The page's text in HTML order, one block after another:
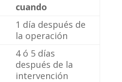
cuando
1 día después de
la operación
4 ó 5 días
después de la
intervención